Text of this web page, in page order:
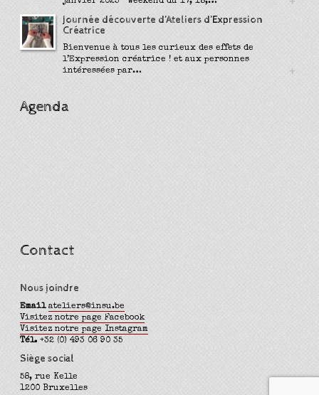
+
Journée découverte d’Ateliers d’Expression
Créatrice
Bienvenue à tous les curieux des effets de
l’Expression créatrice ! et aux personnes
intéressées par…
+
Agenda
Contact
Nous joindre
Email ateliers@insu.be
Visitez notre page Facebook
Visitez notre page Instagram
Tél.+32 (0) 493 06 90 35
Siège social
58, rue Kelle
1200 Bruxelles